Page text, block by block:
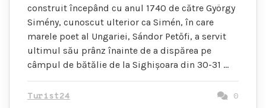
construit începând cu anul 1740 de către György
Simény, cunoscut ulterior ca Simén, în care
marele poet al Ungariei, Sándor Petőfi, a servit
ultimul său prânz înainte de a dispărea pe
câmpul de bătălie de la Sighișoara din 30-31 …
Turist24 0